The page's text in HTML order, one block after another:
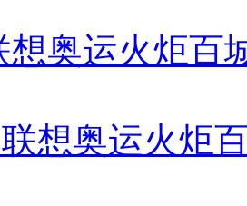
想奥运火炬百
想奥运火炬